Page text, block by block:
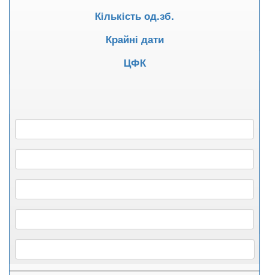
Кількість од.зб.
Крайні дати
ЦФК